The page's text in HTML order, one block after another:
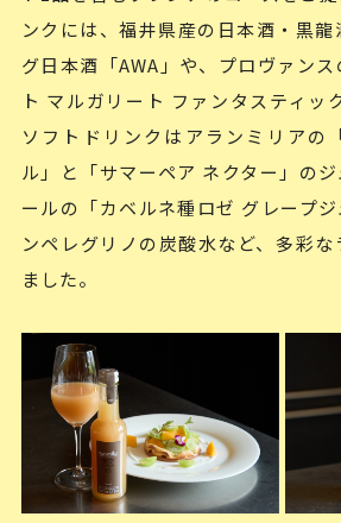
ンクには、福井県産の日本酒・黒
グ日本酒「AWA」や、プロヴァン
ト マルガリート ファンタスティッ
ソフトドリンクはアランミリアの
ル」と「サマーペア ネクター」の
ールの「カベルネ種ロゼ グレープ
ンペレグリノの炭酸水など、多彩
ました。